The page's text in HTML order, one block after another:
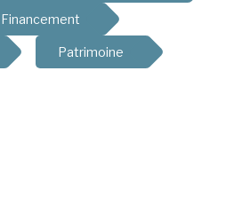
Financement
Patrimoine